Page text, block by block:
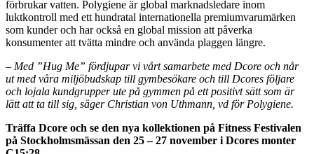
förbrukar vatten. Polygiene är global marknadsledare inom
luktkontroll med ett hundratal internationella premiumvarumärken
som kunder och har också en global mission att påverka
konsumenter att tvätta mindre och använda plaggen längre.
– Med ”Hug Me” fördjupar vi vårt samarbete med Dcore och når
ut med våra miljöbudskap till gymbesökare och till Dcores följare
och lojala kundgrupper ute på gymmen på ett positivt sätt som är
lätt att ta till sig, säger Christian von Uthmann, vd för Polygiene.
Träffa Dcore och se den nya kollektionen på Fitness Festivalen
på Stockholmsmässan den 25 – 27 november i Dcores monter